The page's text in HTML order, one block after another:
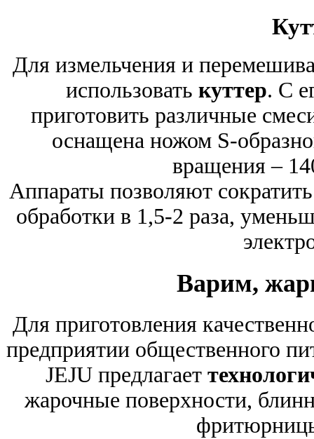
Для измельчения и
использовать куттер. С
приготовить различные
оснащена ножом S-
вращения –
Аппараты позволяют
обработки в 1,5-2 раза,
Варим,
Для приготовления
предприятии общественного
JEJU предлагает
жарочные поверхности,